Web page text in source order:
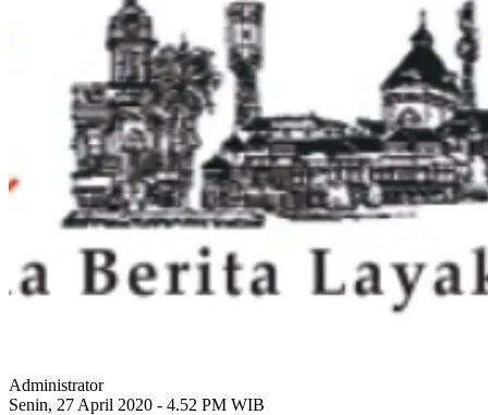
Administrator
Senin, 27 April 2020 - 4.52 PM WIB